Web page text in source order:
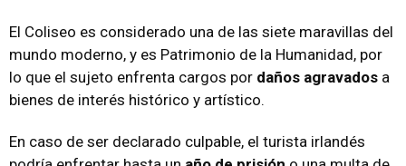
El Coliseo es considerado una de las siete maravillas del
mundo moderno, y es Patrimonio de la Humanidad, por
lo que el sujeto enfrenta cargos por daños agravados a
bienes de interés histórico y artístico.
En caso de ser declarado culpable, el turista irlandés